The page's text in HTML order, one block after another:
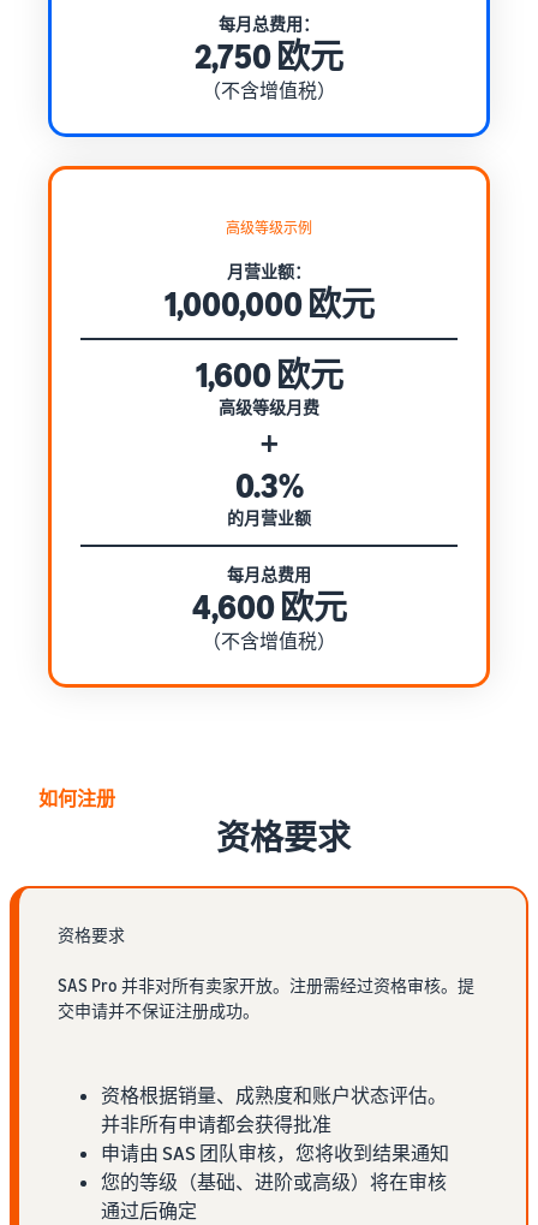
每月总费用：
2,750 欧元
（不含增值税）
高级等级示例
月营业额：
1,000,000 欧元
1,600 欧元
高级等级月费
+
0.3%
的月营业额
每月总费用
4,600 欧元
（不含增值税）
如何注册
资格要求
资格要求
SAS Pro 并非对所有卖家开放。注册需经过资格审核。提
交申请并不保证注册成功。
资格根据销量、成熟度和账户状态评估。
并非所有申请都会获得批准
申请由 SAS 团队审核，您将收到结果通知
您的等级（基础、进阶或高级）将在审核
通过后确定